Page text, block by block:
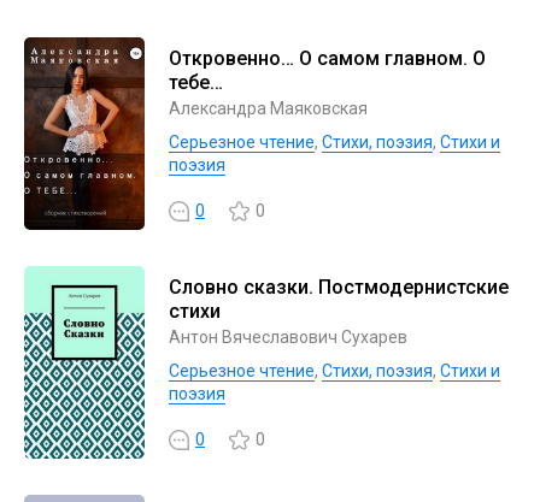
Откровенно… О самом главном. О
тебе…
Александра Маяковская
Серьезное чтение, Cтихи, поэзия, Стихи и
поэзия
0 0
Словно сказки. Постмодернистские
стихи
Антон Вячеславович Сухарев
Серьезное чтение, Cтихи, поэзия, Стихи и
поэзия
0 0